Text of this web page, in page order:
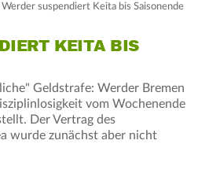
suspendiert Keita bis Saisonende
KEITA BIS
Geldstrafe: Werder Bremen
vom Wochenende
Der Vertrag des
wurde zunächst aber nicht